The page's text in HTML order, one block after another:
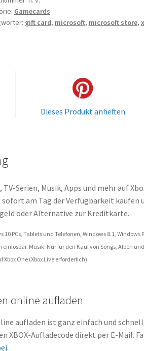
Gamecards
gift card, microsoft, microsoft store,
Dieses Produkt anheften
Serien, Musik, Apps und mehr auf
am Tag der Verfügbarkeit
oder Alternative zur Kreditkarte.
PCs, Tablets und Telefonen, Windows 8.1, Windows
Musik: Nur für den Kauf von Songs, Alben
Xbox One (Xbox Live erforderlich).
online aufladen
aufladen ist ganz einfach und
XBOX-Aufladecode direkt per E-Mail.
.